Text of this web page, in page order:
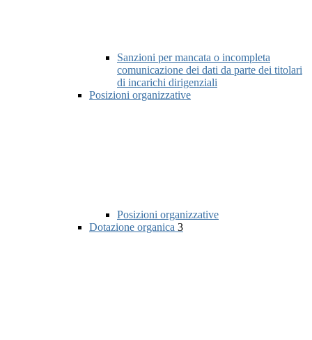
Sanzioni per mancata o incompleta
comunicazione dei dati da parte dei titolari
di incarichi dirigenziali
Posizioni organizzative
Posizioni organizzative
Dotazione organica 3